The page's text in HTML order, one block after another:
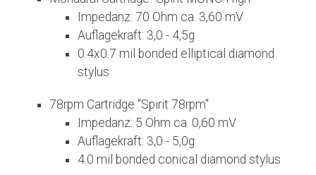
Impedanz: 70 Ohm ca. 3,60 mV
Auflagekraft: 3,0 - 4,5g
0.4x0.7 mil bonded elliptical diamond
stylus
78rpm Cartridge "Spirit 78rpm"
Impedanz: 5 Ohm ca. 0,60 mV
Auflagekraft: 3,0 - 5,0g
4.0 mil bonded conical diamond stylus